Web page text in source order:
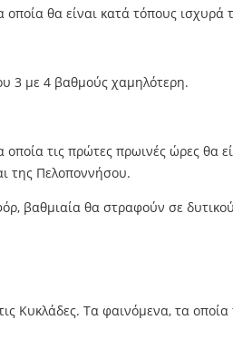
θα είναι κατά τόπους
3 με 4 βαθμούς χαμηλότερη.
τις πρώτες πρωινές ώρες
της Πελοποννήσου.
βαθμιαία θα στραφούν σε
Κυκλάδες. Τα φαινόμενα, τα